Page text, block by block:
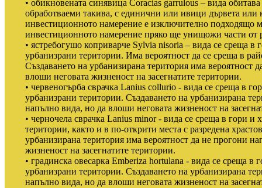
• обикновената синявица Coracias garrulous – вида
обработваеми такива, с единични или ивици дървета
инвестиционното намерение е изключително подходящо
инвестиционното намерение пряко ще унищожи части от
• ястребогушо коприварче Sylvia nisoria – вида се среща в
урбанизрани територии. Има вероятност да се среща в
Създаването на урбанизирана територия има вероятност
влоши неговата жизненост на засегнатите територии.
• червеногърба сврачка Lanius collurio - вида се среща в
урбанизрани територии. Създаването на урбанизирана
напълно вида, но да влоши неговата жизненост на
• черночела сврачка Lanius minor - вида се среща в гори и
територии, както и в по-открити места с разредена
урбанизирана територия има вероятност да не прогони
жизненост на засегнатите територии.
• градинска овесарка Emberiza hortulana - вида се среща в
урбанизрани територии. Създаването на урбанизирана
напълно вида, но да влоши неговата жизненост на